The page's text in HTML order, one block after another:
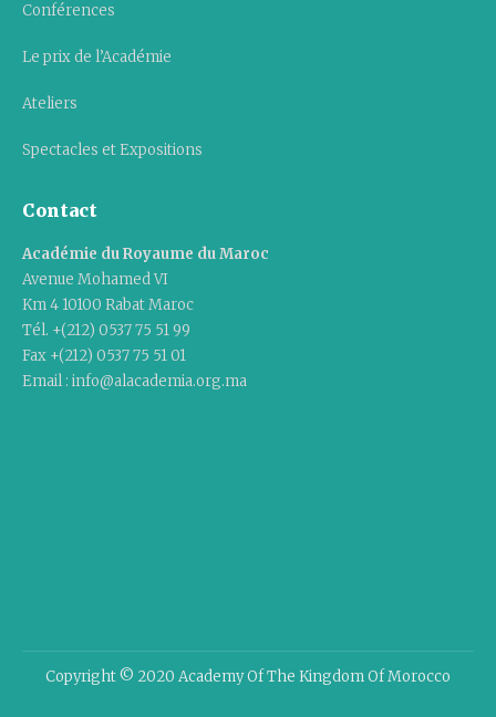
Conférences
Le prix de l’Académie
Ateliers
Spectacles et Expositions
Contact
Académie du Royaume du Maroc
Avenue Mohamed VI
Km 4 10100 Rabat Maroc
Tél. +(212) 0537 75 51 99
Fax +(212) 0537 75 51 01
Email : info@alacademia.org.ma
Copyright © 2020 Academy Of The Kingdom Of Morocco